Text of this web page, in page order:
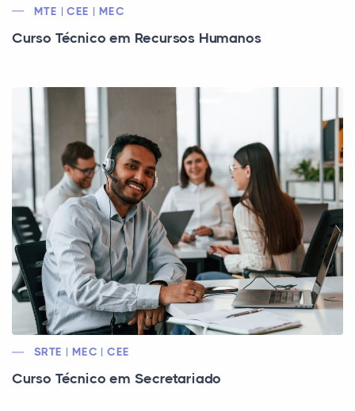
MTE | CEE | MEC
Curso Técnico em Recursos Humanos
SRTE | MEC | CEE
Curso Técnico em Secretariado